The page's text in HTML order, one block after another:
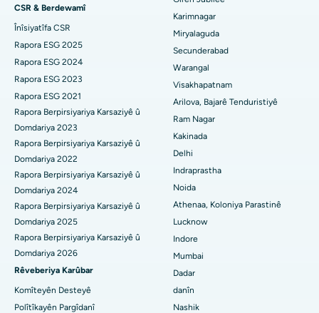
Nexweşxaneya herî baş li Hyderguda, Hyderabad
Nexweşxaneya herî baş li Vijay Nagar, Indore
Nexweşxaneya herî baş li Suryaraopeta Main Road, Kakinada
Nexweşxaneya herî baş li Rêya Circular a Canal, Kolkata
Nexweşxaneya herî baş li CBD Belapur, Navi Mumbai
Nexweşxaneya herî baş li Panchavati, Nashik
Nexweşxaneya herî baş li secunderabad, Hyderabad
Nexweşxaneya çêtirîn li Seshadripuram, Bangalore
Nexweşxaneya herî baş li Waltair Main Road, Visakhapatnam
Nexweşxaneya çêtirîn li Subhash Nagar Road, Karimnagar
Nexweşxaneya çêtirîn li Managari, Karaikudi
Diyalîza Peritoneal
Biopsiya gurçikê
Surgery Cytoreductive
Guhertina Tevahî ya Çokê ya Seramîk
ERCP
CSR & Berdewamî
Înîsiyatîfa CSR
Rapora ESG 2025
Rapora ESG 2024
Rapora ESG 2023
Rapora ESG 2021
Rapora Berpirsiyariya Karsaziyê û
Domdariya 2023
Rapora Berpirsiyariya Karsaziyê û
Domdariya 2022
Rapora Berpirsiyariya Karsaziyê û
Domdariya 2024
Rapora Berpirsiyariya Karsaziyê û
Domdariya 2025
Rapora Berpirsiyariya Karsaziyê û
Domdariya 2026
Rêveberiya Karûbar
Komîteyên Desteyê
Polîtîkayên Pargîdanî
Karimnagar
Miryalaguda
Secunderabad
Warangal
Visakhapatnam
Arilova, Bajarê Tenduristiyê
Ram Nagar
Kakinada
Delhi
Indraprastha
Noida
Athenaa, Koloniya Parastinê
Lucknow
Indore
Mumbai
Dadar
danîn
Nashik